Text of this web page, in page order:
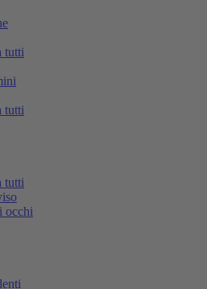
tutti
tutti
tutti
occhi